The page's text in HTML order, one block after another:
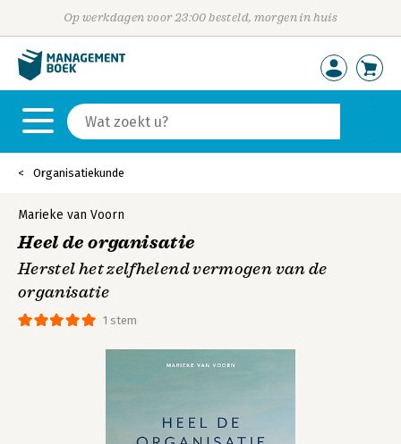
Op werkdagen voor 23:00 besteld, morgen in huis
Organisatiekunde
1 stem
Marieke van Voorn
Heel de organisatie
Herstel het zelfhelend vermogen van de
organisatie